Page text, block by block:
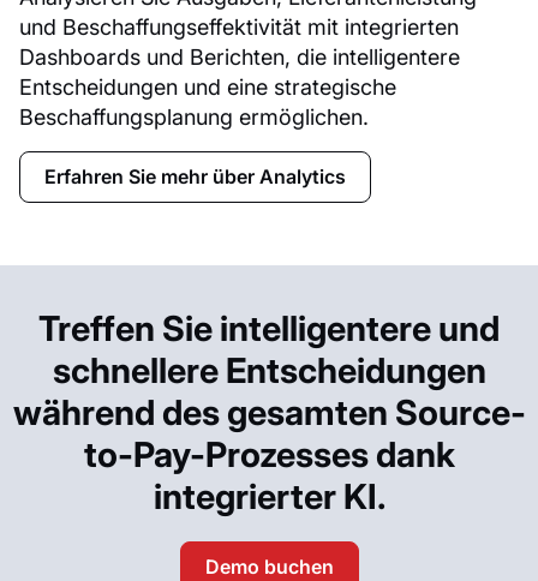
und Beschaffungseffektivität mit integrierten
Dashboards und Berichten, die intelligentere
Entscheidungen und eine strategische
Beschaffungsplanung ermöglichen.
Erfahren Sie mehr über Analytics
Treffen Sie intelligentere und
schnellere Entscheidungen
während des gesamten Source-
to-Pay-Prozesses dank
integrierter KI.
Demo buchen